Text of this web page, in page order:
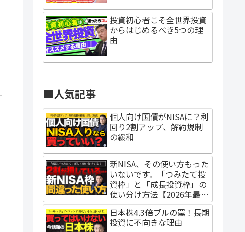
投資初心者こそ全世界投資
からはじめるべき5つの理
由
■人気記事
個人向け国債がNISAに？利
回り2割アップ、解約規制
の緩和
新NISA、その使い方もった
いないです。「つみたて投
資枠」と「成長投資枠」の
使い分け方法【2026年最新
調査】
日本株4.3倍ブルの罠！長期
投資に不向きな理由